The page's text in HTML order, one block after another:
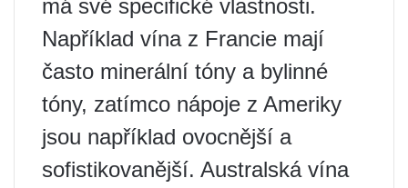
má své specifické vlastnosti.
Například vína z Francie mají
často minerální tóny a bylinné
tóny, zatímco nápoje z Ameriky
jsou například ovocnější a
sofistikovanější. Australská vína